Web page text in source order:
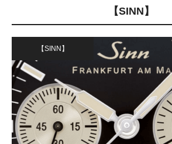
【SINN】
【SINN】